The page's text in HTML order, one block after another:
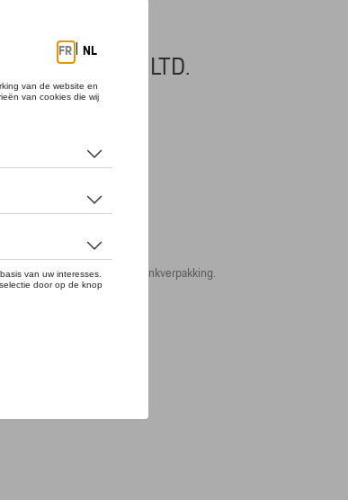
CHRISTMAS – LTD.
In feestelijke geschenkverpakking.